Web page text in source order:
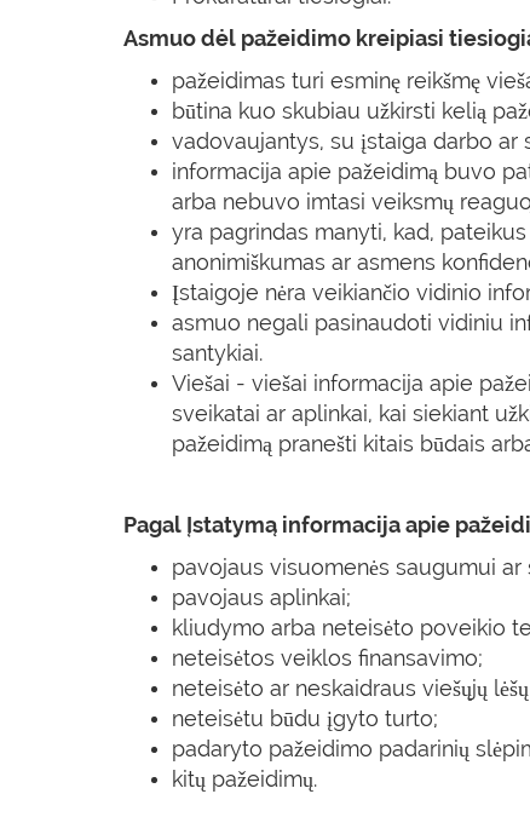
Asmuo dėl pažeidimo kreipiasi
pažeidimas turi esminę reikšmę
būtina kuo skubiau užkirsti kelią
vadovaujantys, su įstaiga darbo ar
informacija apie pažeidimą buvo
arba nebuvo imtasi veiksmų
yra pagrindas manyti, kad,
anonimiškumas ar asmens
Įstaigoje nėra veikiančio vidinio
asmuo negali pasinaudoti vidiniu
santykiai.
Viešai - viešai informacija apie
sveikatai ar aplinkai, kai siekiant
pažeidimą pranešti kitais būdais
Pagal Įstatymą informacija apie
pavojaus visuomenės saugumui
pavojaus aplinkai;
kliudymo arba neteisėto poveikio
neteisėtos veiklos finansavimo;
neteisėto ar neskaidraus viešųjų
neteisėtu būdu įgyto turto;
padaryto pažeidimo padarinių
kitų pažeidimų.